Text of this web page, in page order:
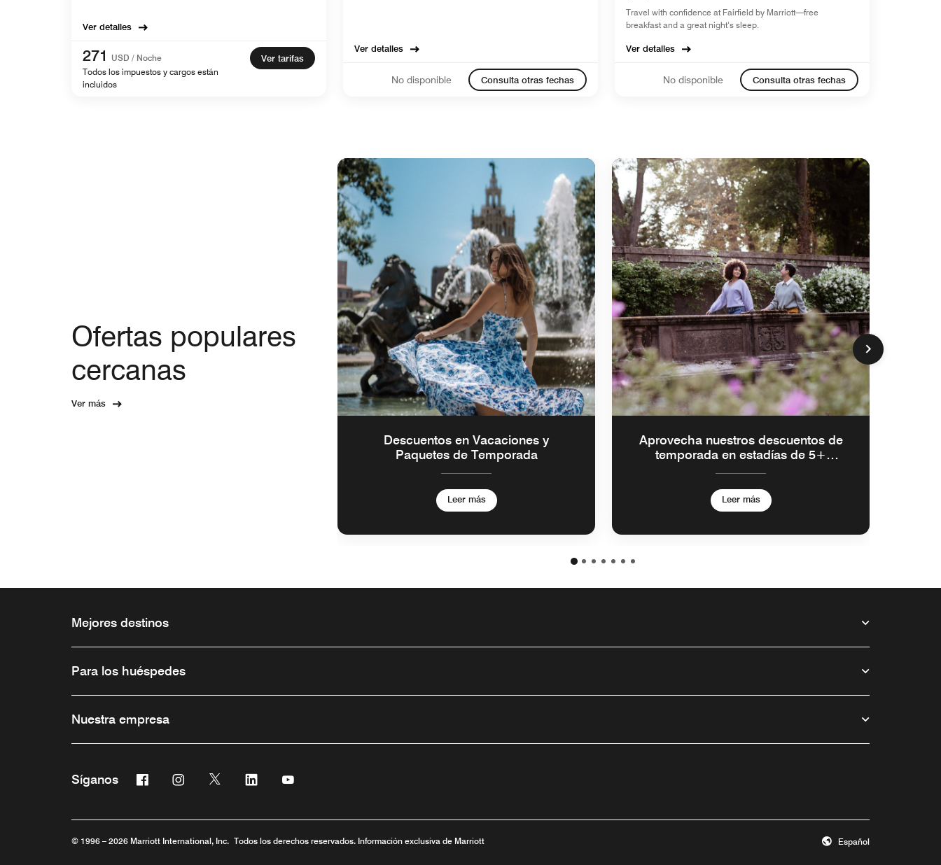
Ver detalles
271
USD / Noche
Todos los impuestos y cargos están
incluidos
Ver tarifas
Ver detalles
No disponible Consulta otras fechas
Travel with confidence at Fairfield by Marriott—free
breakfast and a great night’s sleep.
Ver detalles
No disponible Consulta otras fechas
Ofertas populares
cercanas
Ver más
Descuentos en Vacaciones y
Paquetes de Temporada
Leer más
Aprovecha nuestros descuentos de
temporada en estadías de 5+
Leer más
Mejores destinos
Para los huéspedes
Nuestra empresa
Síganos Facebook
Abre una ventana nueva
Instagram
Abre una ventana nueva
Twitter
Abre una ventana nueva
Linkedin
Abre una ventana nueva
Abre una ventana nueva
© 1996 – 2026 Marriott International, Inc. Todos los derechos reservados. Información exclusiva de Marriott Español